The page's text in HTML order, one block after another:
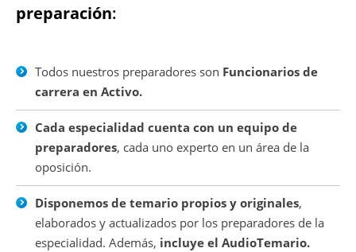
preparación:
Todos nuestros preparadores son Funcionarios de
carrera en Activo.
Cada especialidad cuenta con un equipo de
preparadores, cada uno experto en un área de la
oposición.
Disponemos de temario propios y originales,
elaborados y actualizados por los preparadores de la
especialidad. Además, incluye el AudioTemario.